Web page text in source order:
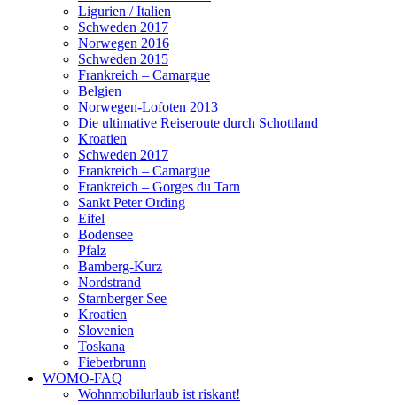
Ligurien / Italien
Schweden 2017
Norwegen 2016
Schweden 2015
Frankreich – Camargue
Belgien
Norwegen-Lofoten 2013
Die ultimative Reiseroute durch Schottland
Kroatien
Schweden 2017
Frankreich – Camargue
Frankreich – Gorges du Tarn
Sankt Peter Ording
Eifel
Bodensee
Pfalz
Bamberg-Kurz
Nordstrand
Starnberger See
Kroatien
Slovenien
Toskana
Fieberbrunn
WOMO-FAQ
Wohnmobilurlaub ist riskant!